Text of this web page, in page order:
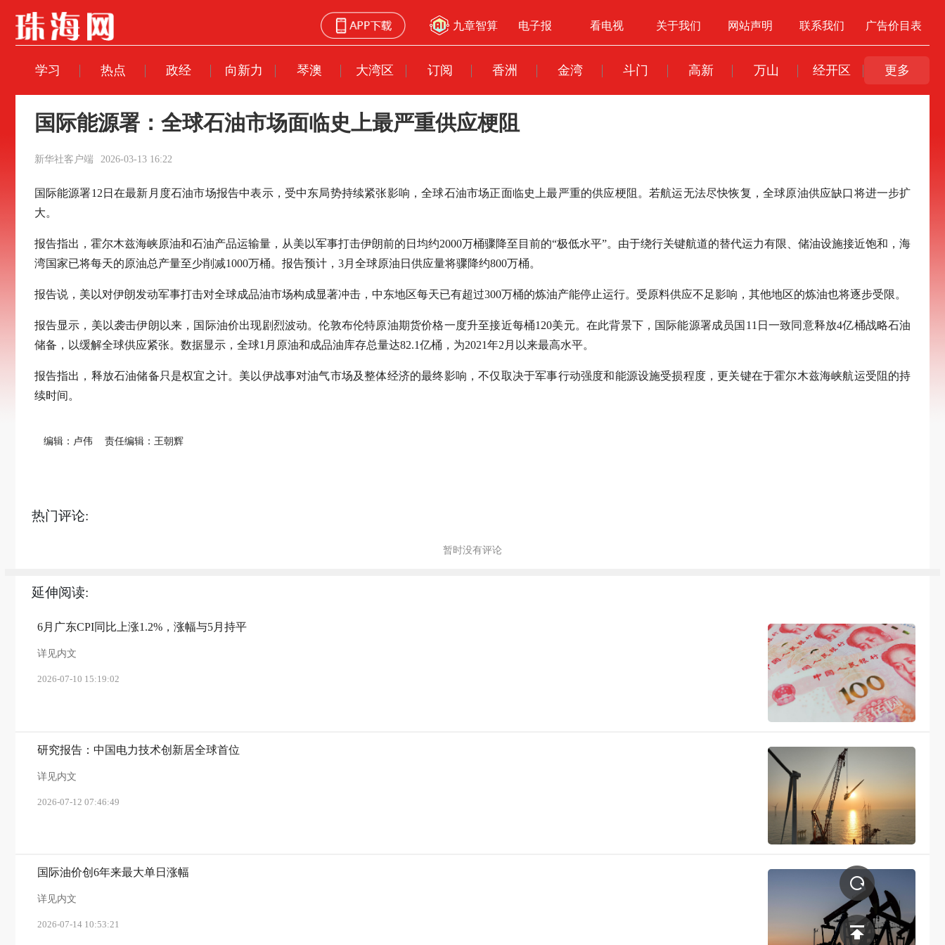
九章智算 电子报 看电视 关于我们 网站声明 联系我们 广告价目表
学习 热点 政经 向新力 琴澳 大湾区 订阅 香洲 金湾 斗门 高新 万山 经开区 更多
国际能源署：全球石油市场面临史上最严重供应梗阻
新华社客户端 2026-03-13 16:22
国际能源署12日在最新月度石油市场报告中表示，受中东局势持续紧张影响，全球石油市场正面临史上最严重的供应梗阻。若航运无法尽快恢复，全球原油供应缺口将进一步扩
大。
报告指出，霍尔木兹海峡原油和石油产品运输量，从美以军事打击伊朗前的日均约2000万桶骤降至目前的“极低水平”。由于绕行关键航道的替代运力有限、储油设施接近饱和，海
湾国家已将每天的原油总产量至少削减1000万桶。报告预计，3月全球原油日供应量将骤降约800万桶。
报告说，美以对伊朗发动军事打击对全球成品油市场构成显著冲击，中东地区每天已有超过300万桶的炼油产能停止运行。受原料供应不足影响，其他地区的炼油也将逐步受限。
报告显示，美以袭击伊朗以来，国际油价出现剧烈波动。伦敦布伦特原油期货价格一度升至接近每桶120美元。在此背景下，国际能源署成员国11日一致同意释放4亿桶战略石油
储备，以缓解全球供应紧张。数据显示，全球1月原油和成品油库存总量达82.1亿桶，为2021年2月以来最高水平。
报告指出，释放石油储备只是权宜之计。美以伊战事对油气市场及整体经济的最终影响，不仅取决于军事行动强度和能源设施受损程度，更关键在于霍尔木兹海峡航运受阻的持
续时间。
编辑：卢伟 责任编辑：王朝辉
热门评论:
暂时没有评论
延伸阅读:
6月广东CPI同比上涨1.2%，涨幅与5月持平
详见内文
2026-07-10 15:19:02
研究报告：中国电力技术创新居全球首位
详见内文
2026-07-12 07:46:49
国际油价创6年来最大单日涨幅
详见内文
2026-07-14 10:53:21